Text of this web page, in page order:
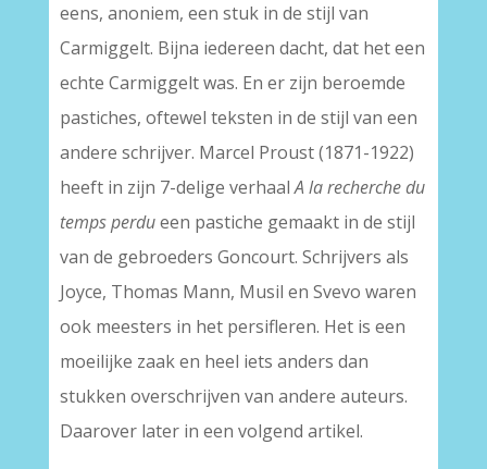
eens, anoniem, een stuk in de stijl van
Carmiggelt. Bijna iedereen dacht, dat het een
echte Carmiggelt was. En er zijn beroemde
pastiches, oftewel teksten in de stijl van een
andere schrijver. Marcel Proust (1871-1922)
heeft in zijn 7-delige verhaalA la recherche du
temps perdueen pastiche gemaakt in de stijl
van de gebroeders Goncourt. Schrijvers als
Joyce, Thomas Mann, Musil en Svevo waren
ook meesters in het persifleren. Het is een
moeilijke zaak en heel iets anders dan
stukken overschrijven van andere auteurs.
Daarover later in een volgend artikel.